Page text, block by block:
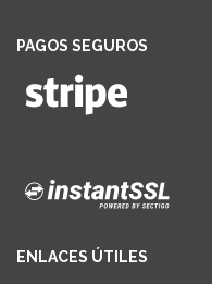
PAGOS SEGUROS
ENLACES ÚTILES